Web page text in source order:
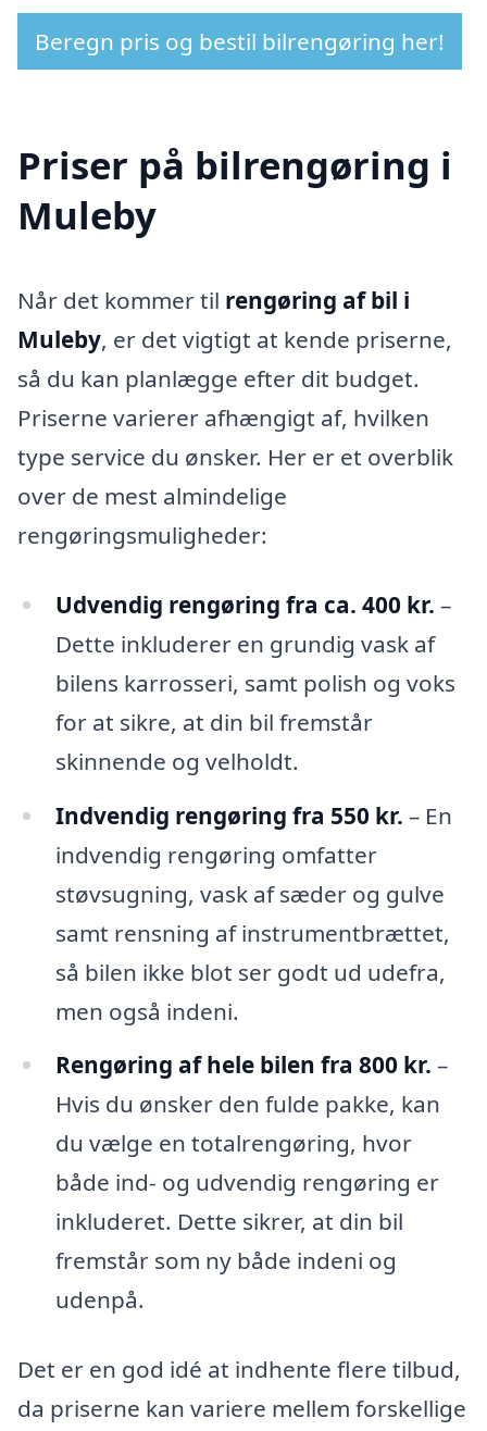
Beregn pris og bestil bilrengøring her!
Priser på bilrengøring i
Muleby
Når det kommer til rengøring af bil i
Muleby, er det vigtigt at kende priserne,
så du kan planlægge efter dit budget.
Priserne varierer afhængigt af, hvilken
type service du ønsker. Her er et overblik
over de mest almindelige
rengøringsmuligheder:
Udvendig rengøring fra ca. 400 kr. –
Dette inkluderer en grundig vask af
bilens karrosseri, samt polish og voks
for at sikre, at din bil fremstår
skinnende og velholdt.
Indvendig rengøring fra 550 kr. – En
indvendig rengøring omfatter
støvsugning, vask af sæder og gulve
samt rensning af instrumentbrættet,
så bilen ikke blot ser godt ud udefra,
men også indeni.
Rengøring af hele bilen fra 800 kr. –
Hvis du ønsker den fulde pakke, kan
du vælge en totalrengøring, hvor
både ind- og udvendig rengøring er
inkluderet. Dette sikrer, at din bil
fremstår som ny både indeni og
udenpå.
Det er en god idé at indhente flere tilbud,
da priserne kan variere mellem forskellige